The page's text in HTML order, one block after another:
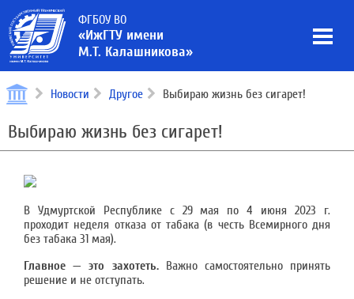
ФГБОУ ВО
«ИжГТУ имени
М.Т. Калашникова»
Новости Другое Выбираю жизнь без сигарет!
Выбираю жизнь без сигарет!
В Удмуртской Республике с 29 мая по 4 июня 2023 г.
проходит неделя отказа от табака (в честь Всемирного дня
без табака 31 мая).
Главное — это захотеть.Важно самостоятельно принять
решение и не отступать.